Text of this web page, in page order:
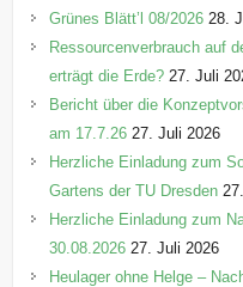
e
n
Grünes Blätt’l 08/2026 28.
Ressourcenverbrauch auf
erträgt die Erde? 27. Juli
Bericht über die
am 17.7.26 27. Juli 2026
Herzliche Einladung zum
Gartens der TU Dresden
Herzliche Einladung zum
30.08.2026 27. Juli 2026
Heulager ohne Helge –